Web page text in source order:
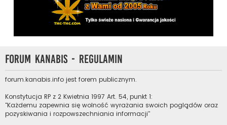
Forum Kanabis - Regulamin
forum.kanabis.info jest forem publicznym.
Konstytucja RP z 2 Kwietnia 1997 Art. 54, punkt 1:
"Każdemu zapewnia się wolność wyrażania swoich poglądów oraz
pozyskiwania i rozpowszechniania informacji"